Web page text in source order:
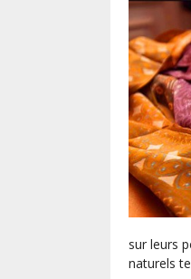
sur leurs
naturels